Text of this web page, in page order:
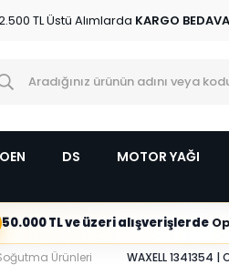
TL Üstü Alımlarda KARGO
DS MOTOR YAĞI
50.000 TL ve üzeri alışverişlerde
Ürünleri WAXELL 1341354